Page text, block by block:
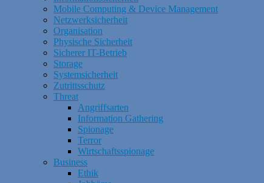
Mobile Computing & Device Management
Netzwerksicherheit
Organisation
Physische Sicherheit
Sicherer IT-Betrieb
Storage
Systemsicherheit
Zutrittsschutz
Threat
Angriffsarten
Information Gathering
Spionage
Terror
Wirtschaftsspionage
Business
Ethik